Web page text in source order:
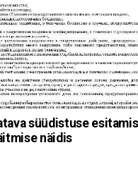
süüdistuse
näidis